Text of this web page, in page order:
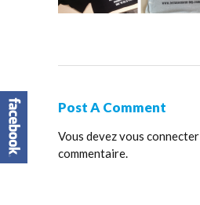
Post A Comment
Vous devezvous connecter
commentaire.